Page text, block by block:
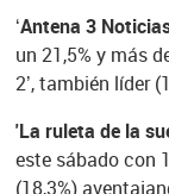
‘Antena 3
un 21,5% y más
2’, también líder
'La ruleta de la
este sábado con
(18,3%)